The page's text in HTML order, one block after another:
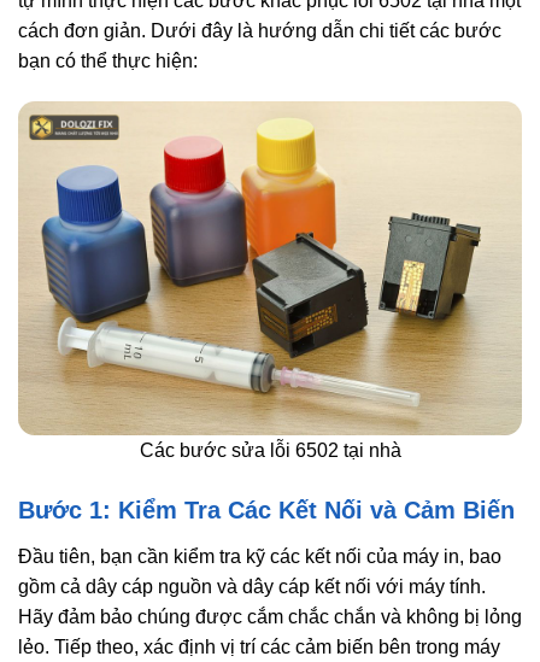
cách đơn giản. Dưới đây là hướng dẫn chi tiết các bước
bạn có thể thực hiện:
Các bước sửa lỗi 6502 tại nhà
Bước 1: Kiểm Tra Các Kết Nối và Cảm Biến
Đầu tiên, bạn cần kiểm tra kỹ các kết nối của máy in, bao
gồm cả dây cáp nguồn và dây cáp kết nối với máy tính.
Hãy đảm bảo chúng được cắm chắc chắn và không bị lỏng
lẻo. Tiếp theo, xác định vị trí các cảm biến bên trong máy